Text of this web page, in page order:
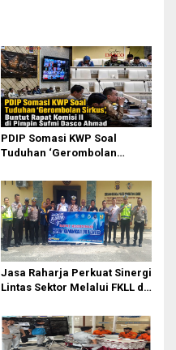
PDIP Somasi KWP Soal
Tuduhan ‘Gerombolan
II Dipimpin Sufmi Dasco
Ahmad
Jasa Raharja Perkuat Sinergi
Lintas Sektor Melalui FKLL di